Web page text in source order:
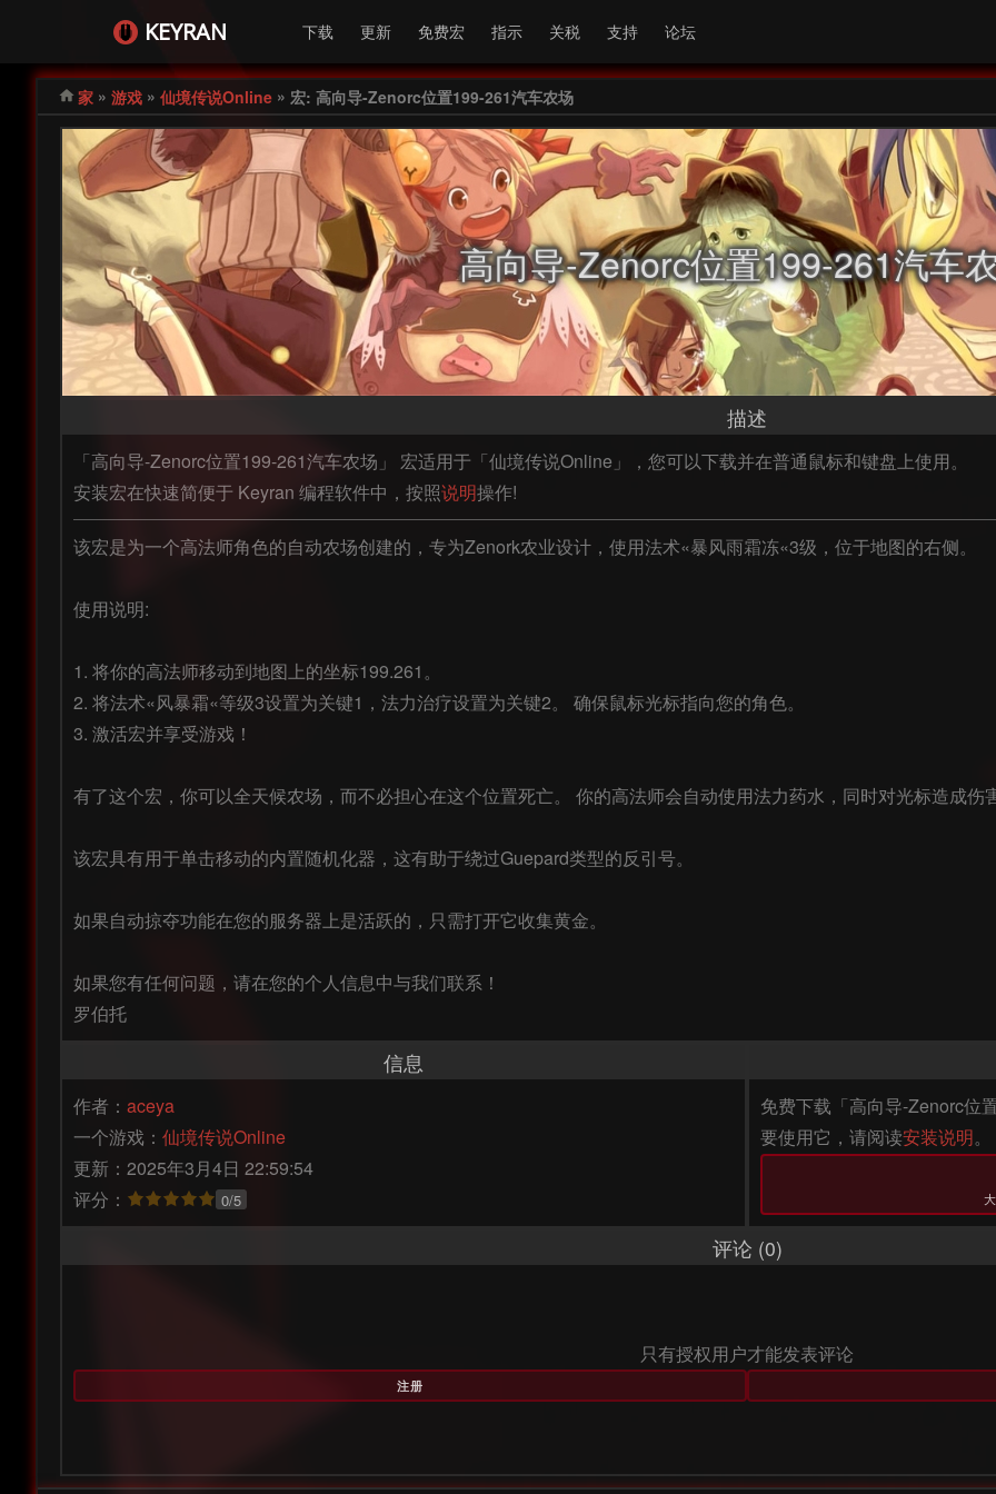
KEYRAN 下载 更新 免费宏 指示 关税 支持 论坛
家 » 游戏 » 仙境传说Online » 宏: 高向导-Zenorc位置199-261汽车农场
高向导-Zenorc位置199-261汽车
描述
「高向导-Zenorc位置199-261汽车农场」 宏适用于「仙境传说Online」，您可以下载并在普通鼠标和键盘上使用。
安装宏在快速简便于 Keyran 编程软件中，按照说明操作!
该宏是为一个高法师角色的自动农场创建的，专为Zenork农业设计，使用法术«暴风雨霜冻«3级，位于地图的右侧。
使用说明:
1. 将你的高法师移动到地图上的坐标199.261。
2. 将法术«风暴霜«等级3设置为关键1，法力治疗设置为关键2。 确保鼠标光标指向您的角色。
3. 激活宏并享受游戏！
有了这个宏，你可以全天候农场，而不必担心在这个位置死亡。 你的高法师会自动使用法力药水，同时对光标造成伤
该宏具有用于单击移动的内置随机化器，这有助于绕过Guepard类型的反引号。
如果自动掠夺功能在您的服务器上是活跃的，只需打开它收集黄金。
如果您有任何问题，请在您的个人信息中与我们联系！
罗伯托
信息
作者： aceya
一个游戏： 仙境传说Online
更新：2025年3月4日 22:59:54
评分：
0/5
免费下载「高向导-Zenorc位
要使用它，请阅读安装说明。
评论 (0)
只有授权用户才能发表评论
注册